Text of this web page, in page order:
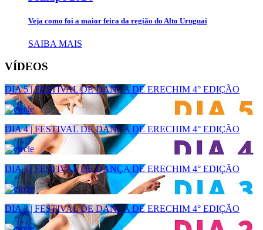
Veja como foi a maior feira da região do Alto Uruguai
SAIBA MAIS
VÍDEOS
DIA 5 | FESTIVAL DE DANÇA DE ERECHIM 4° EDIÇÃO
DIA 4 | FESTIVAL DE DANÇA DE ERECHIM 4° EDIÇÃO
DIA 3 | FESTIVAL DE DANÇA DE ERECHIM 4° EDIÇÃO
DIA 2 | FESTIVAL DE DANÇA DE ERECHIM 4° EDIÇÃO